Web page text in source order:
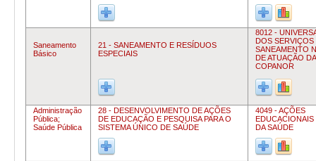
Saneamento
Básico
21 - SANEAMENTO E RESÍDUOS
ESPECIAIS
8012 -
DOS SERVIÇOS
SANEAMENTO
DE ATUAÇÃO DA
COPANOR
Administração
Pública;
Saúde Pública
28 - DESENVOLVIMENTO DE AÇÕES
DE EDUCAÇÃO E PESQUISA PARA O
SISTEMA ÚNICO DE SAÚDE
4049 - AÇÕES
EDUCACIONAIS
DA SAÚDE